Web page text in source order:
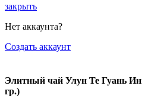
закрыть
Нет аккаунта?
Создать аккаунт
Элитный чай Улун Те Гуань
гр.)